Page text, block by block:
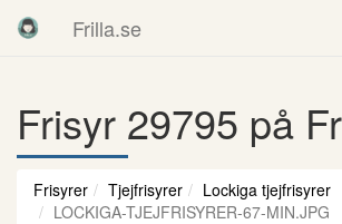
Frilla.se
Frisyr 29795 på
Frisyrer Tjejfrisyrer
Lockiga tjejfrisyrer
LOCKIGA-TJEJFRISYRER-67-MIN.JPG